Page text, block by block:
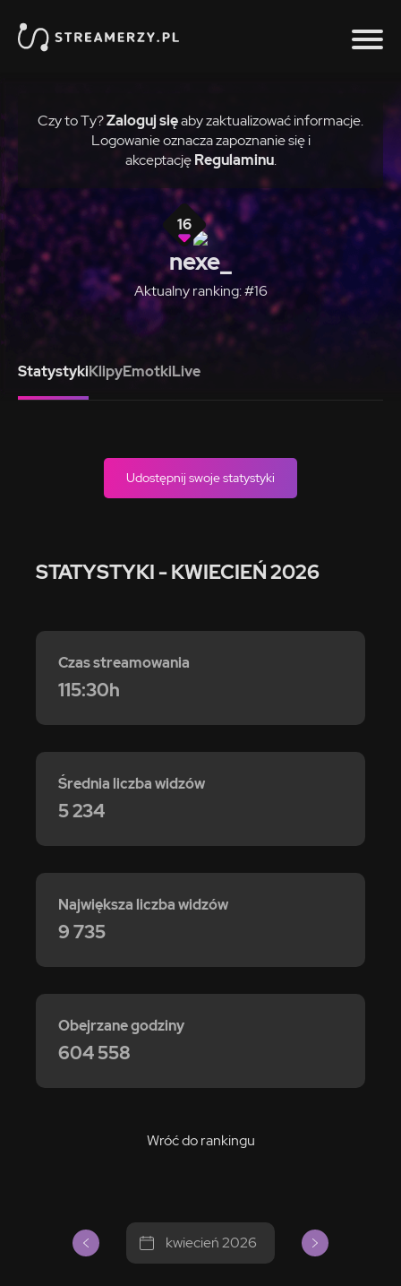
Czy to Ty?Zaloguj sięaby zaktualizować informacje.
Logowanie oznacza zapoznanie się i
akceptację Regulaminu.
16
nexe_
Aktualny ranking: #16
StatystykiKlipyEmotkiLive
Udostępnij swoje statystyki
STATYSTYKI - KWIECIEŃ 2026
Wróć do rankingu
Czas streamowania
115:30h
Średnia liczba widzów
5 234
Największa liczba widzów
9 735
Obejrzane godziny
604 558
kwiecień 2026